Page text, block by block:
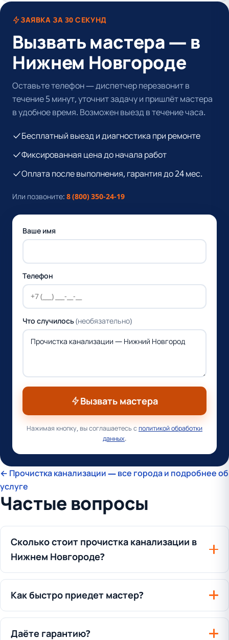
ЗАЯВКА ЗА 30 СЕКУНД
Вызвать мастера — в
Нижнем Новгороде
Оставьте телефон — диспетчер перезвонит в
течение 5 минут, уточнит задачу и пришлёт мастера
в удобное время. Возможен выезд в течение часа.
Бесплатный выезд и диагностика при ремонте
Фиксированная цена до начала работ
Оплата после выполнения, гарантия до 24 мес.
Или позвоните: 8 (800) 350-24-19
Ваше имя
Телефон
Что случилось(необязательно)
Вызвать мастера
Нажимая кнопку, вы соглашаетесь сполитикой обработки
данных.
← Прочистка канализации — все города и подробнее об
услуге
Частые вопросы
Сколько стоит прочистка канализации в
Нижнем Новгороде?
Как быстро приедет мастер?
Даёте гарантию?